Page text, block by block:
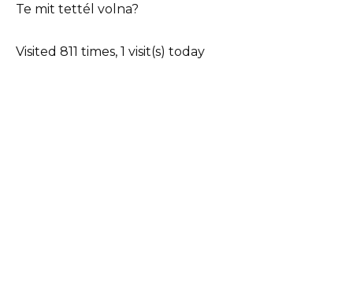
Te mit tettél volna?
Visited 811 times, 1 visit(s) today